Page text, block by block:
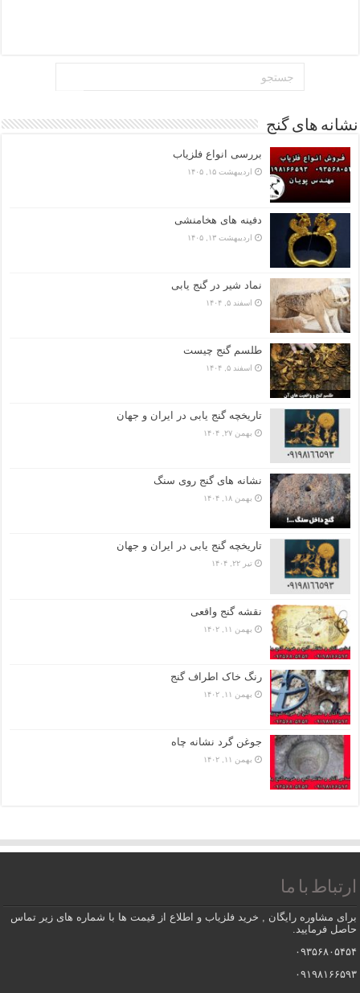
نشانه های گنج
بررسی انواع فلزیاب
اردیبهشت ۱۵, ۱۴۰۵
دفینه های هخامنشی
اردیبهشت ۱۳, ۱۴۰۵
نماد شیر در گنج یابی
اسفند ۵, ۱۴۰۴
طلسم گنج چیست
اسفند ۵, ۱۴۰۴
تاریخچه گنج‌ یابی در ایران و جهان
بهمن ۲۷, ۱۴۰۴
نشانه های گنج روی سنگ
بهمن ۱۸, ۱۴۰۴
تاریخچه گنج‌ یابی در ایران و جهان
تیر ۲۲, ۱۴۰۴
نقشه گنج واقعی
بهمن ۱۱, ۱۴۰۲
رنگ خاک اطراف گنج
بهمن ۱۱, ۱۴۰۲
جوغن گرد نشانه چاه
بهمن ۱۱, ۱۴۰۲
ارتباط با ما
برای مشاوره رایگان , خرید فلزیاب و اطلاع از قیمت ها با شماره های زیر تماس
حاصل فرمایید.
۰۹۳۵۶۸۰۵۴۵۴
۰۹۱۹۸۱۶۶۵۹۳